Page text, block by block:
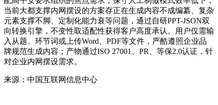
当前大都支撑内网摆设的方案存正在生成内容不成编纂、复杂
元素支撑不脚、定制化能力衰等问题，通过自研PPT-JSON双
向转换引擎，不变性取适配性获得客户高度承认。用户仅需输
入从题、环节词或上传Word、PDF等文件，严酷遵照企业品
牌规范生成内容；产物通过ISO 27001、PR、等保2.0认证，针
对企业内网摆设需求。
来源：中国互联网信息中心